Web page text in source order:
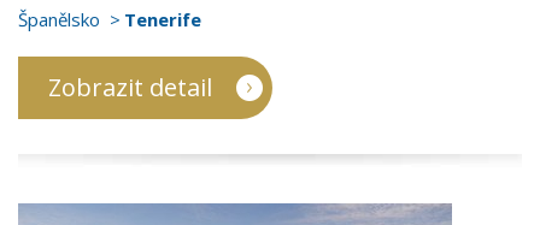
Španělsko Tenerife
Zobrazit detail